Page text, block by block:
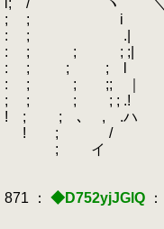
i; / ヽ
; ;
i ;
: ; .|
: ; ; ; ;|
: ; ; ; l
: ; ; ;;
; ; ; ; ;
! ; ; ､ , .
! ; /
; イ
871 ： ◆D752yjJGlQ